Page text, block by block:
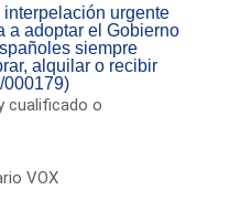
urgente
a adoptar el Gobierno
siempre
alquilar o recibir
000179)
cualificado o
VOX